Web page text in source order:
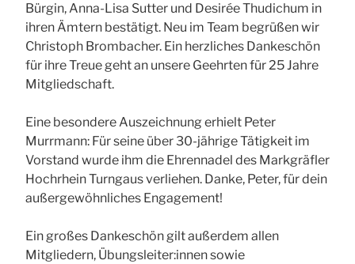
Bürgin, Anna-Lisa Sutter und Desirée Thudichum in
ihren Ämtern bestätigt. Neu im Team begrüßen wir
Christoph Brombacher. Ein herzliches Dankeschön
für ihre Treue geht an unsere Geehrten für 25 Jahre
Mitgliedschaft.
Eine besondere Auszeichnung erhielt Peter
Murrmann: Für seine über 30-jährige Tätigkeit im
Vorstand wurde ihm die Ehrennadel des Markgräfler
Hochrhein Turngaus verliehen. Danke, Peter, für dein
außergewöhnliches Engagement!
Ein großes Dankeschön gilt außerdem allen
Mitgliedern, Übungsleiter:innen sowie